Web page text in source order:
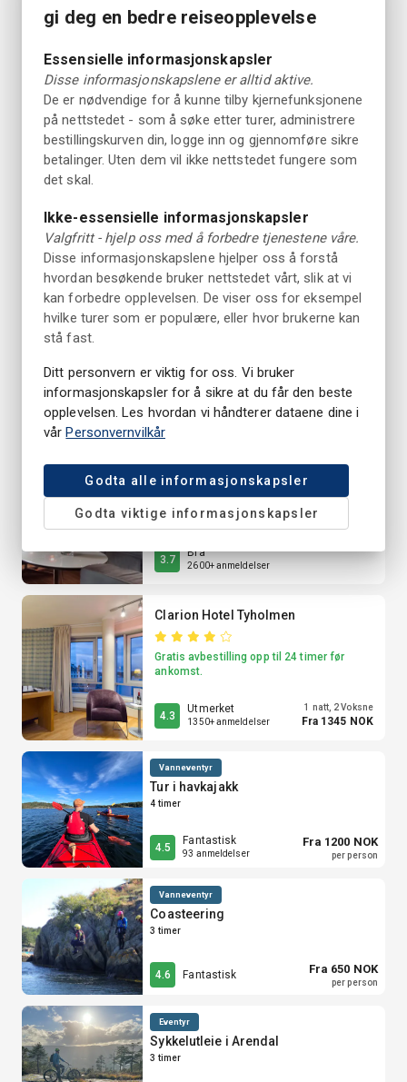
Moro Med Familien
Arendal
Ulike varigheter tilgjengelig
4.5
Fantastisk
100+ anmeldelser per person
Thon Partner Hotel Parken
Thon Partner Hotel Norge
Veldig bra
2050+ anmeldelser
Gratis avbestilling opp til 24 timer før
ankomst.
3.7
Bra
2600+ anmeldelser
Clarion Hotel Tyholmen
Gratis avbestilling opp til 24 timer før
ankomst.
4.3
Utmerket
1350+ anmeldelser
1 natt, 2 Voksne
Fra 1345 NOK
Vanneventyr
Tur i havkajakk
4 timer
4.5
Fantastisk
93 anmeldelser
Fra 1200 NOK
per person
Vanneventyr
Coasteering
3 timer
4.6 Fantastisk Fra 650 NOK
per person
Eventyr
Sykkelutleie i Arendal
3 timer
gi deg en bedre reiseopplevelse
Essensielle informasjonskapsler
Disse informasjonskapslene er alltid aktive.
De er nødvendige for å kunne tilby kjernefunksjonene
på nettstedet - som å søke etter turer, administrere
bestillingskurven din, logge inn og gjennomføre sikre
betalinger. Uten dem vil ikke nettstedet fungere som
det skal.
Ikke-essensielle informasjonskapsler
Valgfritt - hjelp oss med å forbedre tjenestene våre.
Disse informasjonskapslene hjelper oss å forstå
hvordan besøkende bruker nettstedet vårt, slik at vi
kan forbedre opplevelsen. De viser oss for eksempel
hvilke turer som er populære, eller hvor brukerne kan
stå fast.
Ditt personvern er viktig for oss. Vi bruker
informasjonskapsler for å sikre at du får den beste
opplevelsen. Les hvordan vi håndterer dataene dine i
vårPersonvernvilkår
Godta alle informasjonskapsler
Godta viktige informasjonskapsler